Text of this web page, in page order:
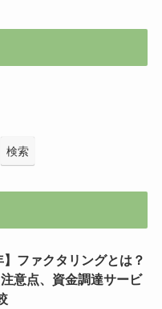
検索
】ファクタリングとは？
意点、資金調達サービ